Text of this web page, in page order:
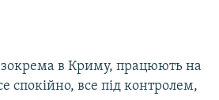
зокрема в Криму, працюють на
спокійно, все під контролем,